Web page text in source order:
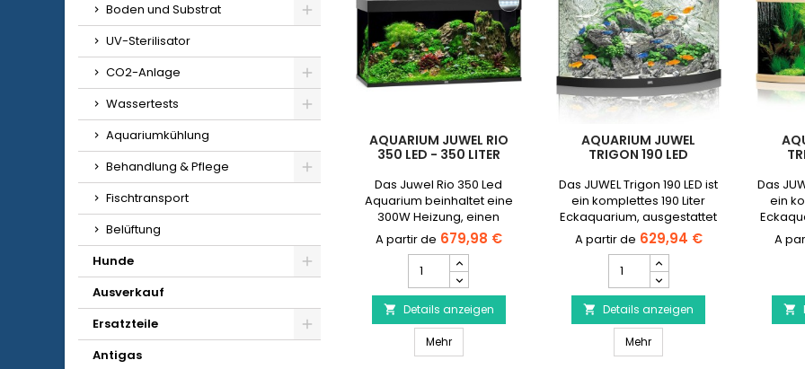
Boden und Substrat
UV-Sterilisator
CO2-Anlage
Wassertests
Aquariumkühlung
Behandlung & Pflege
Fischtransport
Belüftung
Hunde
Ausverkauf
Ersatzteile
Antigas
AQUARIUM JUWEL RIO
350 LED - 350 LITER
Das Juwel Rio 350 Led
Aquarium beinhaltet eine
300W Heizung, einen
Bioflow L Filter und eine LED-
Lichtgalerie.⚠️ NEUES graues
Modell / Verfügbar ab März
679,98 €
Aquarium
JUWEL
Rio
350
Led
350
 Details anzeigen
MehrAquarium JUWEL Rio 350 Led - 350 Liter
AQUARIUM JUWEL
TRIGON 190 LED
Das JUWEL Trigon 190 LED ist
ein komplettes 190 Liter
Eckaquarium, ausgestattet
mit einem Innenfilter, einem
Heizer und einer LED-
Lichtgalerie.
629,94 €
Aquarium
JUWEL
Trigon
190
Led
Produktmengenfeld
 Details anzeigen
MehrAquarium JUWEL Trigon 190
Das
ein
mit
